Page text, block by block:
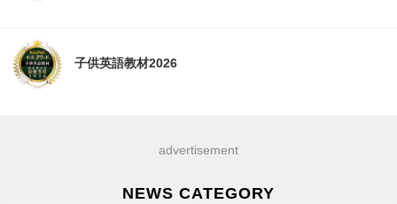
子供英語教材2026
advertisement
NEWS CATEGORY